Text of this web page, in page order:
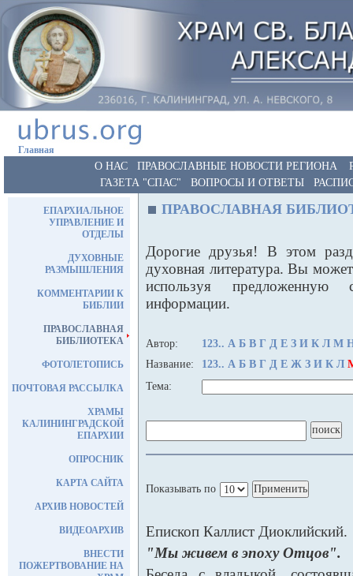
Главная
О НАС ПРАВОСЛАВНЫЕ НОВОСТИ РЕГИОНА
ГАЗЕТА "СПАС"
ВОПРОСЫ И ОТВЕТЫ
ЕПАРХИАЛЬНОЕ
УПРАВЛЕНИЕ И
ОТДЕЛЫ
ДУХОВНЫЕ
РАЗМЫШЛЕНИЯ
КОММЕНТАРИИ К
БИБЛИИ
ПРАВОСЛАВНАЯ
БИБЛИОТЕКА
ФОТОЛЕТОПИСЬ
ПОЧТОВАЯ РАССЫЛКА
ХРАМЫ
КАЛИНИНГРАДСКОЙ
ЕПАРХИИ
ОПРОСНИК
КАРТА САЙТА
АРХИВ НОВОСТЕЙ
ВИДЕОАРХИВ
ВНЕСТИ
ПОЖЕРТВОВАНИЕ НА
ПРАВОСЛАВНАЯ
Дорогие друзья! В этом
духовная литература. Вы
используя
информации.
Автор: 123.. А Б В Г Д Е З И К Л М
Название:
123.. А Б В Г Д Е Ж З И К Л
Тема:
Показывать по
Епископ Каллист Диоклийский.
"Мы живем в эпоху Отцов".